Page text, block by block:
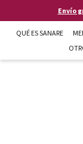
Pasar al contenido
Envío
QUÉ ES SANARE